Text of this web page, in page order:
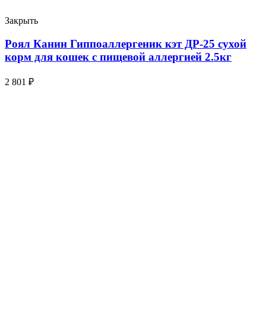
Закрыть
Роял Канин Гиппоаллергеник кэт ДР-25 сухой
корм для кошек с пищевой аллергией 2.5кг
2 801 ₽